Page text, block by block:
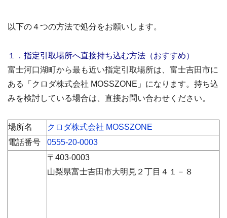
以下の４つの方法で処分をお願いします。
１．指定引取場所へ直接持ち込む方法（おすすめ）
富士河口湖町から最も近い指定引取場所は、富士吉田市に
ある「クロダ株式会社 MOSSZONE」になります。持ち込
みを検討している場合は、直接お問い合わせください。
場所名
クロダ株式会社 MOSSZONE
電話番号
0555-20-0003
〒403-0003
山梨県富士吉田市大明見２丁目４１－８